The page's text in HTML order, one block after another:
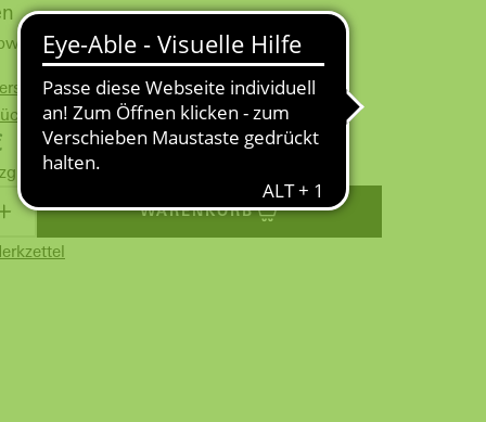
Lieferzeit von ca. 7 Werktagen
ab 100 € für Gewerbekunden
Versandkosten
WARENKORB